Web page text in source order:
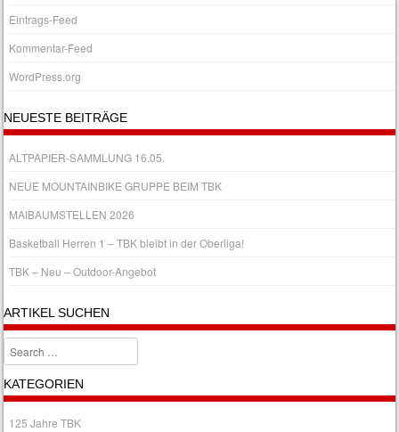
Eintrags-Feed
Kommentar-Feed
WordPress.org
NEUESTE BEITRÄGE
ALTPAPIER-SAMMLUNG 16.05.
NEUE MOUNTAINBIKE GRUPPE BEIM TBK
MAIBAUMSTELLEN 2026
Basketball Herren 1 – TBK bleibt in der Oberliga!
TBK – Neu – Outdoor-Angebot
ARTIKEL SUCHEN
Search
KATEGORIEN
125 Jahre TBK